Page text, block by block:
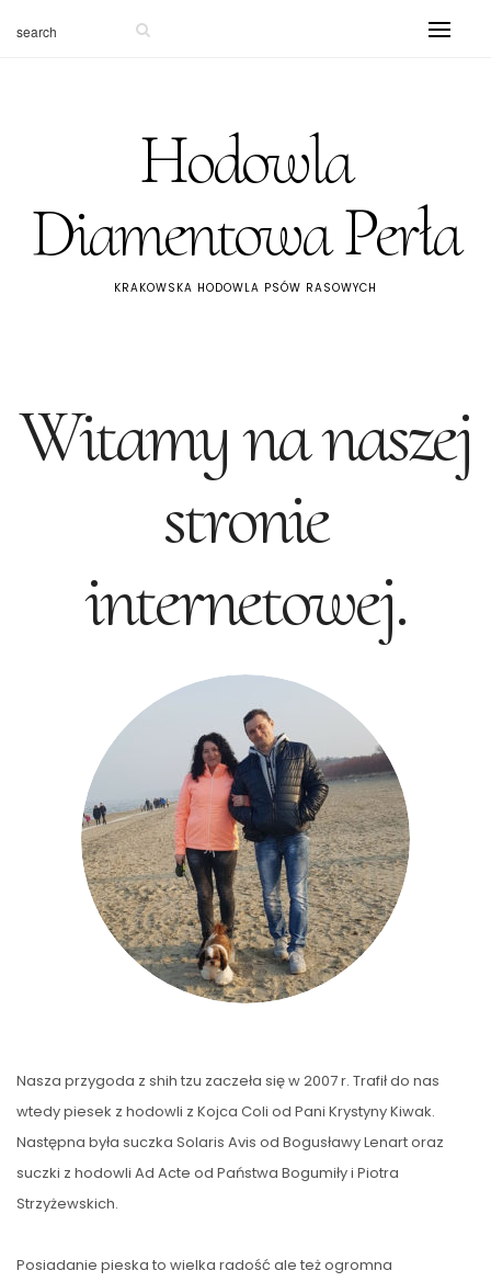
Hodowla
Diamentowa Perła
KRAKOWSKA HODOWLA PSÓW RASOWYCH
Witamy na naszej
stronie
internetowej.
Nasza przygoda z shih tzu zaczeła się w 2007 r. Trafił do nas
wtedy piesek z hodowli z Kojca Coli od Pani Krystyny Kiwak.
Następna była suczka Solaris Avis od Bogusławy Lenart oraz
suczki z hodowli Ad Acte od Państwa Bogumiły i Piotra
Strzyżewskich.
Posiadanie pieska to wielka radość ale też ogromna